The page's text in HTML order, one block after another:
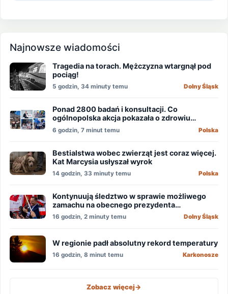
Najnowsze wiadomości
Tragedia na torach. Mężczyzna wtargnął pod
pociąg!
5 godzin, 34 minuty temu Dolny Śląsk
Ponad 2800 badań i konsultacji. Co
ogólnopolska akcja pokazała o zdrowiu
mężczyzn?
6 godzin, 7 minut temu Polska
Bestialstwa wobec zwierząt jest coraz więcej.
Kat Marcysia usłyszał wyrok
14 godzin, 33 minuty temu Polska
Kontynuują śledztwo w sprawie możliwego
zamachu na obecnego prezydenta
Nawrockiego
16 godzin, 2 minuty temu Dolny Śląsk
W regionie padł absolutny rekord temperatury
16 godzin, 8 minut temu Karkonosze
Zobacz więcej->